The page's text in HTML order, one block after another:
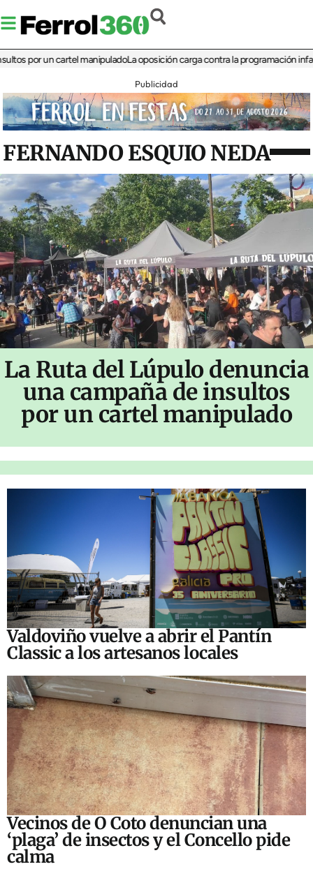
un cartel manipuladoLa oposición carga contra la programación infantil de
Publicidad
FERNANDO ESQUIO NEDA
La Ruta del Lúpulo denuncia
una campaña de insultos
por un cartel manipulado
Valdoviño vuelve a abrir el Pantín
Classic a los artesanos locales
Vecinos de O Coto denuncian una
‘plaga’ de insectos y el Concello pide
calma